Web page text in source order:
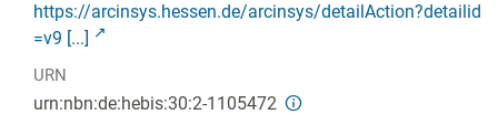
https://arcinsys.hessen.de/arcinsys/detailAction?detailid
=v9 [...]
URN
urn:nbn:de:hebis:30:2-1105472